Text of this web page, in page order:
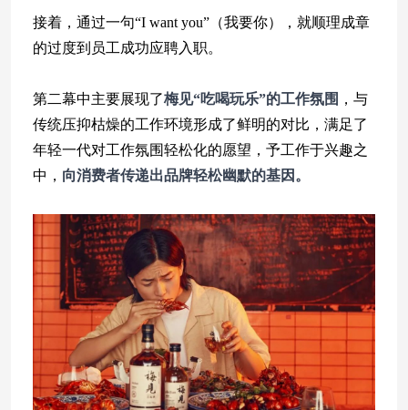
接着，通过一句“I want you”（我要你），就顺理成章
的过度到员工成功应聘入职。
第二幕中主要展现了梅见“吃喝玩乐”的工作氛围 ，与
传统压抑枯燥的工作环境形成了鲜明的对比，满足了
年轻一代对工作氛围轻松化的愿望，予工作于兴趣之
中， 向消费者传递出品牌轻松幽默的基因。